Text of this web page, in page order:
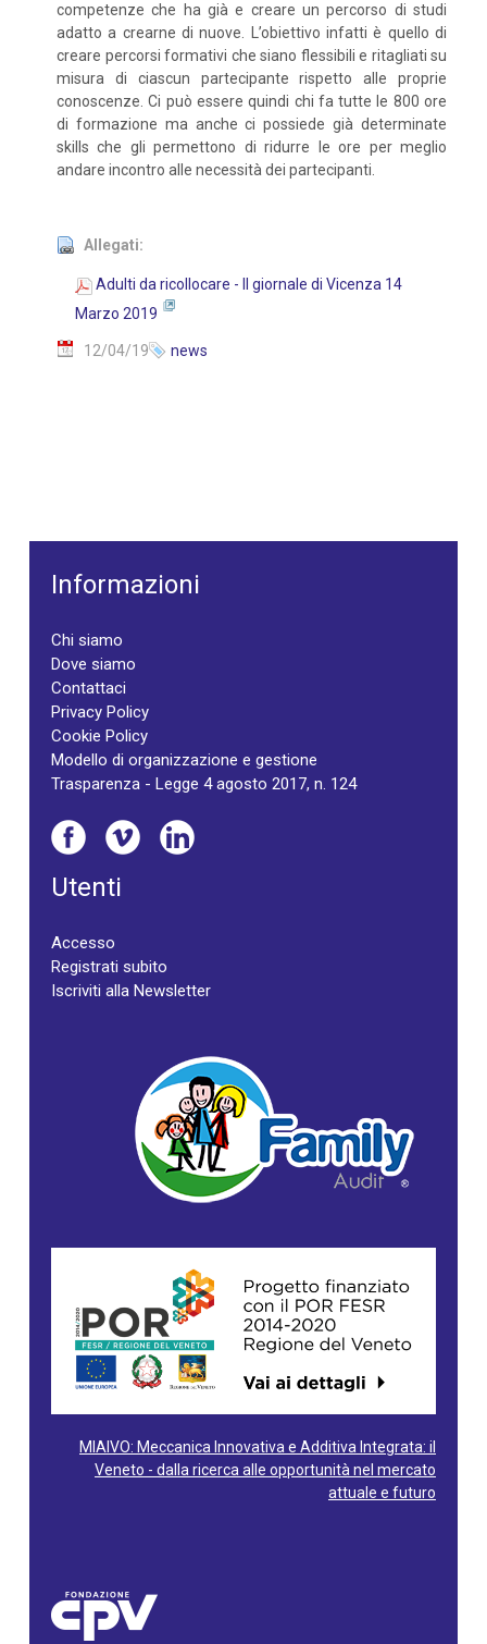
competenze che ha già e creare un percorso di studi
adatto a crearne di nuove. L’obiettivo infatti è quello di
creare percorsi formativi che siano flessibili e ritagliati su
misura di ciascun partecipante rispetto alle proprie
conoscenze. Ci può essere quindi chi fa tutte le 800 ore
di formazione ma anche ci possiede già determinate
skills che gli permettono di ridurre le ore per meglio
andare incontro alle necessità dei partecipanti.
Allegati:
Adulti da ricollocare - Il giornale di Vicenza 14
Marzo 2019
12/04/19 news
Informazioni
Chi siamo
Dove siamo
Contattaci
Privacy Policy
Cookie Policy
Modello di organizzazione e gestione
Trasparenza - Legge 4 agosto 2017, n. 124
Utenti
Accesso
Registrati subito
Iscriviti alla Newsletter
MIAIVO: Meccanica Innovativa e Additiva Integrata: il
Veneto - dalla ricerca alle opportunità nel mercato
attuale e futuro